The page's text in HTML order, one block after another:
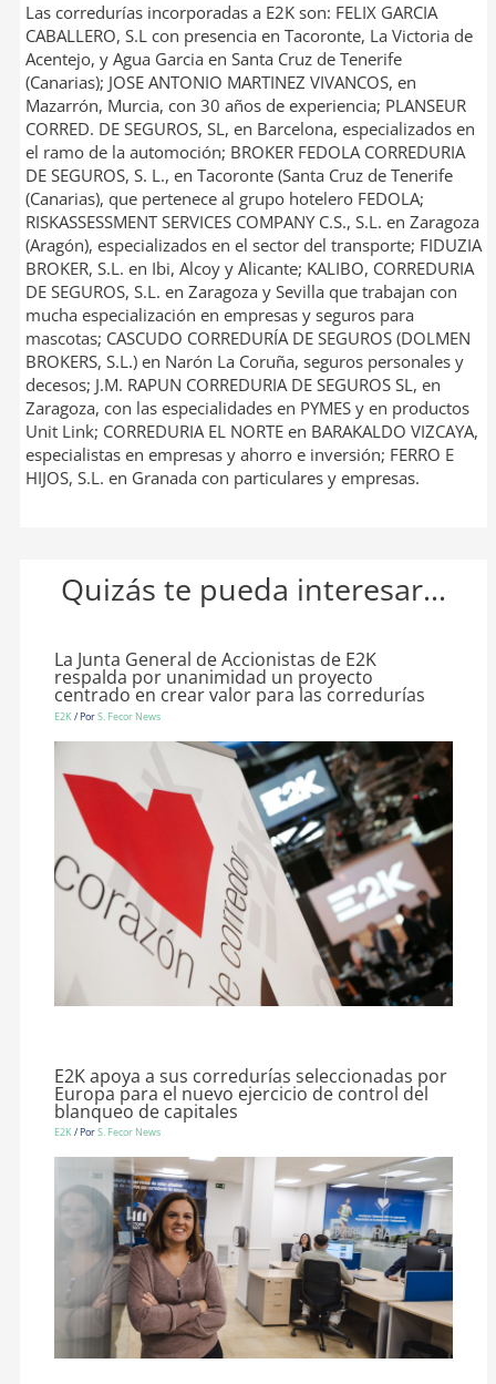
Las corredurías incorporadas a E2K son: FELIX GARCIA
CABALLERO, S.L con presencia en Tacoronte, La Victoria de
Acentejo, y Agua Garcia en Santa Cruz de Tenerife
(Canarias); JOSE ANTONIO MARTINEZ VIVANCOS, en
Mazarrón, Murcia, con 30 años de experiencia; PLANSEUR
CORRED. DE SEGUROS, SL, en Barcelona, especializados en
el ramo de la automoción; BROKER FEDOLA CORREDURIA
DE SEGUROS, S. L., en Tacoronte (Santa Cruz de Tenerife
(Canarias), que pertenece al grupo hotelero FEDOLA;
RISKASSESSMENT SERVICES COMPANY C.S., S.L. en Zaragoza
(Aragón), especializados en el sector del transporte; FIDUZIA
BROKER, S.L. en Ibi, Alcoy y Alicante; KALIBO, CORREDURIA
DE SEGUROS, S.L. en Zaragoza y Sevilla que trabajan con
mucha especialización en empresas y seguros para
mascotas; CASCUDO CORREDURÍA DE SEGUROS (DOLMEN
BROKERS, S.L.) en Narón La Coruña, seguros personales y
decesos; J.M. RAPUN CORREDURIA DE SEGUROS SL, en
Zaragoza, con las especialidades en PYMES y en productos
Unit Link; CORREDURIA EL NORTE en BARAKALDO VIZCAYA,
especialistas en empresas y ahorro e inversión; FERRO E
HIJOS, S.L. en Granada con particulares y empresas.
Quizás te pueda interesar...
La Junta General de Accionistas de E2K
respalda por unanimidad un proyecto
centrado en crear valor para las corredurías
E2K/ PorS. Fecor News
E2K apoya a sus corredurías seleccionadas por
Europa para el nuevo ejercicio de control del
blanqueo de capitales
E2K/ PorS. Fecor News